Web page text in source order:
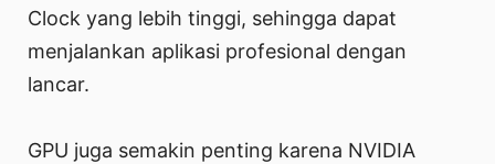
Clock yang lebih tinggi, sehingga dapat
menjalankan aplikasi profesional dengan
lancar.
GPU juga semakin penting karena NVIDIA